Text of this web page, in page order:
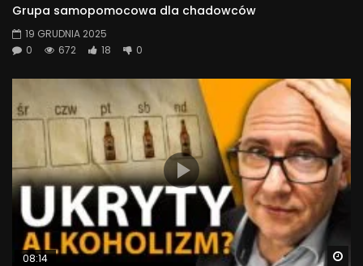
Grupa samopomocowa dla chadowców
19 GRUDNIA 2025
0
672 18 0
08:14